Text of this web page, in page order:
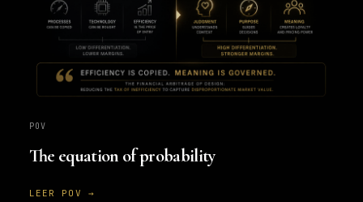
POV
The equation of probability
LEER POV →